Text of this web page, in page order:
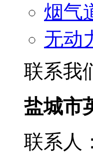
烟气
无动
联系我
盐城市
联系人